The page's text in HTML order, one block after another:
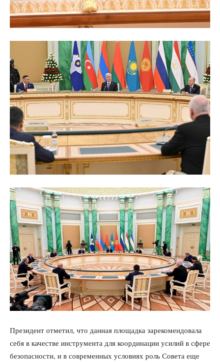
Президент отметил, что данная площадка зарекомендовала
себя в качестве инструмента для координации усилий в сфере
безопасности, и в современных условиях роль Совета еще